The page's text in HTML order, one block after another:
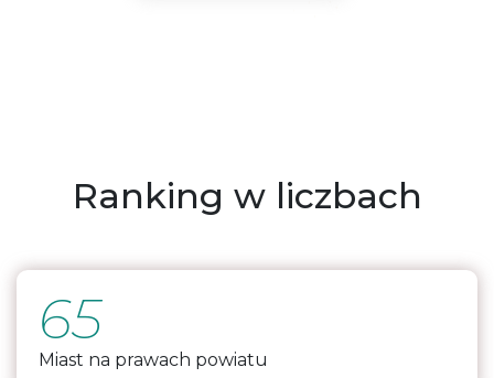
Ranking w liczbach
65
Miast na prawach powiatu